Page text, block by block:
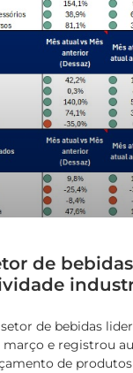
de
de bebidas
março e registrou
de produtos